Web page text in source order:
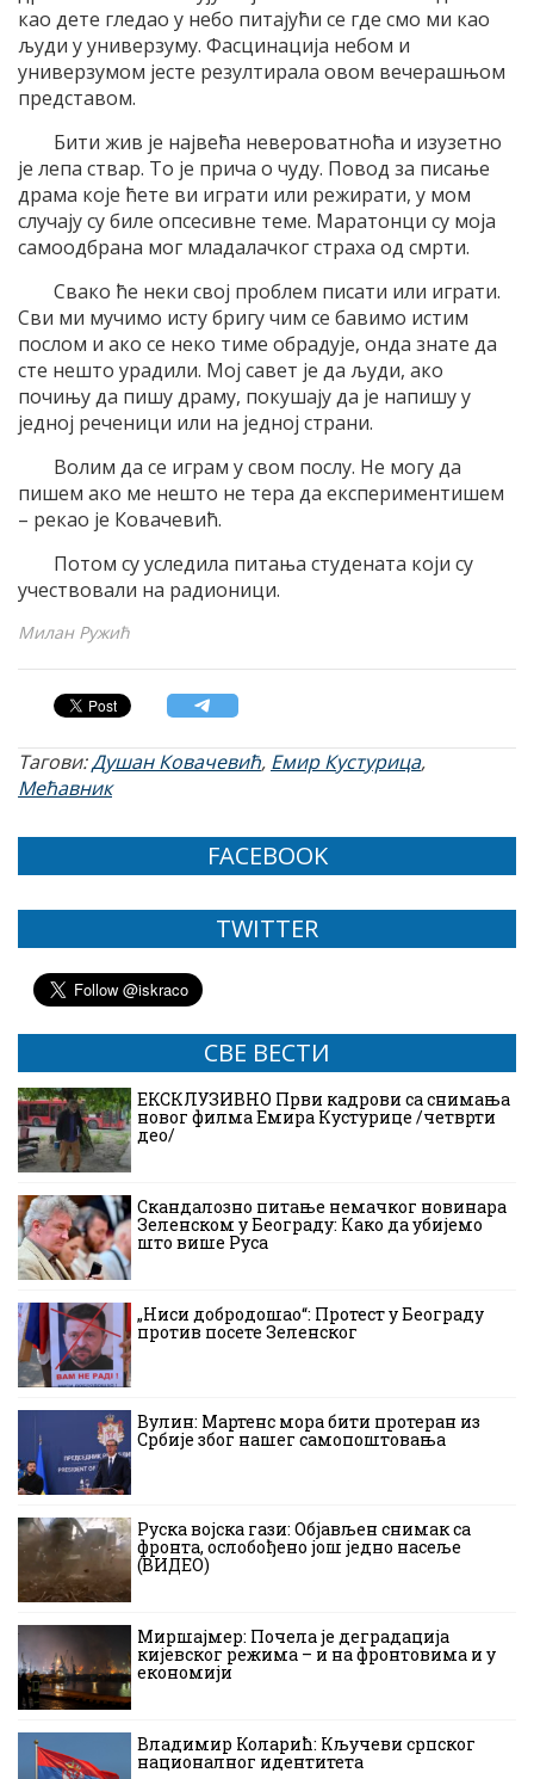
као дете гледао у небо питајући се где смо ми као
људи у универзуму. Фасцинација небом и
универзумом јесте резултирала овом вечерашњом
представом.
Бити жив је највећа невероватноћа и изузетно
је лепа ствар. То је прича о чуду. Повод за писање
драма које ћете ви играти или режирати, у мом
случају су биле опсесивне теме. Маратонци су моја
самоодбрана мог младалачког страха од смрти.
Свако ће неки свој проблем писати или играти.
Сви ми мучимо исту бригу чим се бавимо истим
послом и ако се неко тиме обрадује, онда знате да
сте нешто урадили. Мој савет је да људи, ако
почињу да пишу драму, покушају да је напишу у
једној реченици или на једној страни.
Волим да се играм у свом послу. Не могу да
пишем ако ме нешто не тера да експериментишем
– рекао је Ковачевић.
Потом су уследила питања студената који су
учествовали на радионици.
Милан Ружић
Тагови:Душан Ковачевић, Емир Кустурица,
Мећавник
FACEBOOK
TWITTER
СВЕ ВЕСТИ
ЕКСКЛУЗИВНО Први кадрови са снимања
новог филма Емира Кустурице /четврти
део/
Скандалозно питање немачког новинара
Зеленском у Београду: Како да убијемо
што више Руса
„Ниси добродошао“: Протест у Београду
против посете Зеленског
Вулин: Мартенс мора бити протеран из
Србије због нашег самопоштовања
Руска војска гази: Објављен снимак са
фронта, ослобођено још једно насеље
(ВИДЕО)
Миршајмер: Почела је деградација
кијевског режима – и на фронтовима и у
економији
Владимир Коларић: Кључеви српског
националног идентитета